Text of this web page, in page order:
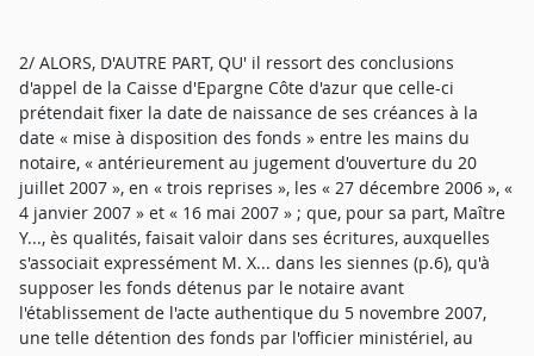
2/ ALORS, D'AUTRE PART, QU' il ressort des conclusions
d'appel de la Caisse d'Epargne Côte d'azur que celle-ci
prétendait fixer la date de naissance de ses créances à la
date « mise à disposition des fonds » entre les mains du
notaire, « antérieurement au jugement d'ouverture du 20
juillet 2007 », en « trois reprises », les « 27 décembre 2006 », «
4 janvier 2007 » et « 16 mai 2007 » ; que, pour sa part, Maître
Y..., ès qualités, faisait valoir dans ses écritures, auxquelles
s'associait expressément M. X... dans les siennes (p.6), qu'à
supposer les fonds détenus par le notaire avant
l'établissement de l'acte authentique du 5 novembre 2007,
une telle détention des fonds par l'officier ministériel, au